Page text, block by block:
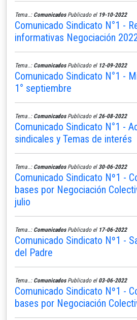
Tema..: ComunicadosPublicado el 19-10-2022
Comunicado Sindicato N°1 -
informativas Negociación
Tema..: ComunicadosPublicado el 12-09-2022
Comunicado Sindicato N°1 -
1° septiembre
Tema..: ComunicadosPublicado el 26-08-2022
Comunicado Sindicato N°1 -
sindicales y Temas de interés
Tema..: ComunicadosPublicado el 30-06-2022
Comunicado Sindicato Nº1 -
bases por Negociación
julio
Tema..: ComunicadosPublicado el 17-06-2022
Comunicado Sindicato Nº1 -
del Padre
Tema..: ComunicadosPublicado el 03-06-2022
Comunicado Sindicato Nº1 -
bases por Negociación